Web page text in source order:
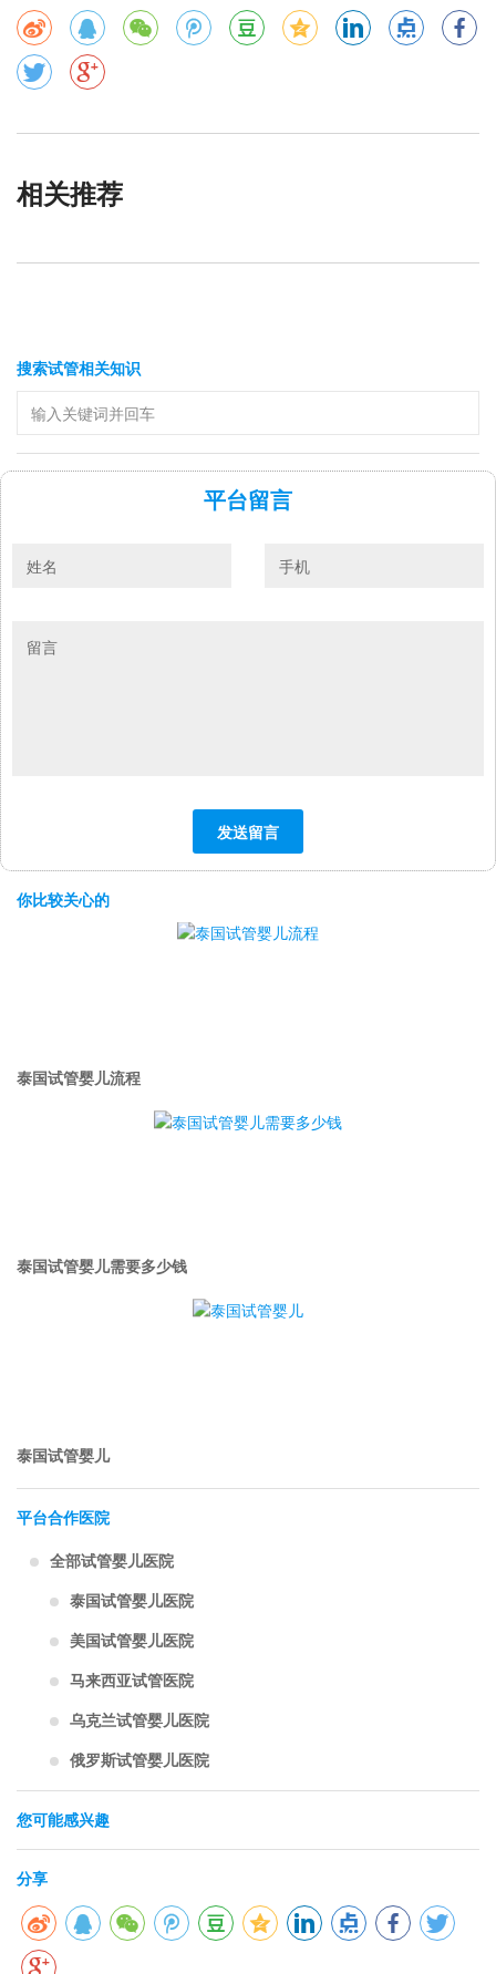
相关推荐
搜索试管相关知识
平台留言
你比较关心的
泰国试管婴儿流程
泰国试管婴儿需要多少钱
泰国试管婴儿
平台合作医院
全部试管婴儿医院
泰国试管婴儿医院
美国试管婴儿医院
马来西亚试管医院
乌克兰试管婴儿医院
俄罗斯试管婴儿医院
您可能感兴趣
分享